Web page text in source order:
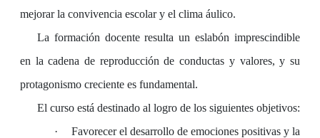
mejorar la convivencia escolar y el clima áulico.
La formación docente resulta un eslabón imprescindible
en la cadena de reproducción de conductas y valores, y su
protagonismo creciente es fundamental.
El curso está destinado al logro de los siguientes objetivos:
·
Favorecer el desarrollo de emociones positivas y la